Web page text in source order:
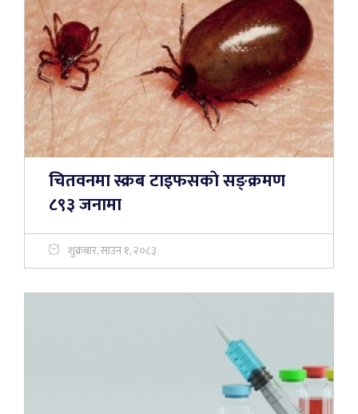
चितवनमा स्क्रब टाइफसकाे सङ्क्रमण
८९३ जनामा
शुक्रबार, साउन १, २०८३